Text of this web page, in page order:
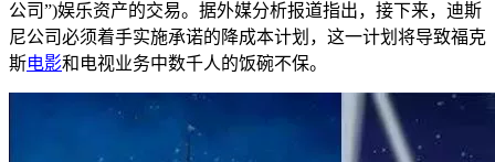
公司”)娱乐资产的交易。据外媒分析报道指出，接下来，迪斯
尼公司必须着手实施承诺的降成本计划，这一计划将导致福克
斯电影和电视业务中数千人的饭碗不保。